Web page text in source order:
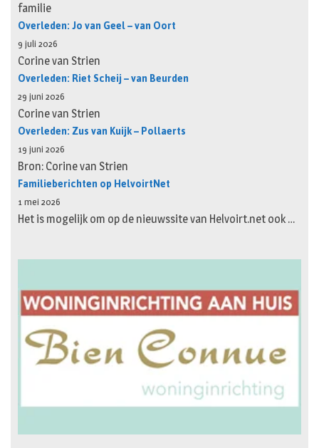
familie
Overleden: Jo van Geel – van Oort
9 juli 2026
Corine van Strien
Overleden: Riet Scheij – van Beurden
29 juni 2026
Corine van Strien
Overleden: Zus van Kuijk – Pollaerts
19 juni 2026
Bron: Corine van Strien
Familieberichten op HelvoirtNet
1 mei 2026
Het is mogelijk om op de nieuwssite van Helvoirt.net ook …